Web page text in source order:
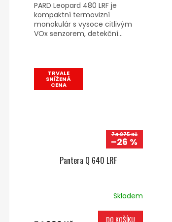
PARD Leopard 480 LRF je
kompaktní termovizní
monokulár s vysoce citlivým
VOx senzorem, detekční...
TRVALE
SNÍŽENÁ
CENA
74 975 Kč
–26 %
Pantera Q 640 LRF
Skladem
DO KOŠÍKU